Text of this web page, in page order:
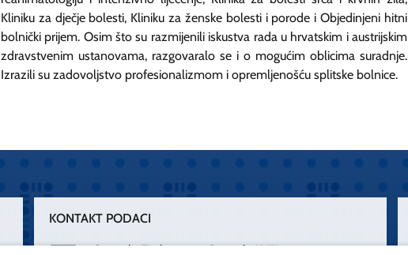
Kliniku za dječje bolesti, Kliniku za ženske bolesti i porode i Objedinjeni hitni
bolnički prijem. Osim što su razmijenili iskustva rada u hrvatskim i austrijskim
zdravstvenim ustanovama, razgovaralo se i o mogućim oblicima suradnje.
Izrazili su zadovoljstvo profesionalizmom i opremljenošću splitske bolnice.
KONTAKT PODACI
Centrala Firule Centrala Križine